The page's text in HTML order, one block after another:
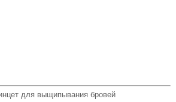
для выщипывания бровей